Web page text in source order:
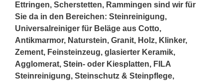
Ettringen, Scherstetten, Rammingen sind wir für
Sie da in den Bereichen: Steinreinigung,
Universalreiniger für Beläge aus Cotto,
Antikmarmor, Naturstein, Granit, Holz, Klinker,
Zement, Feinsteinzeug, glasierter Keramik,
Agglomerat, Stein- oder Kiesplatten, FILA
Steinreinigung, Steinschutz & Steinpflege,